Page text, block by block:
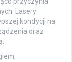
Lasery
kondycji na
oraz